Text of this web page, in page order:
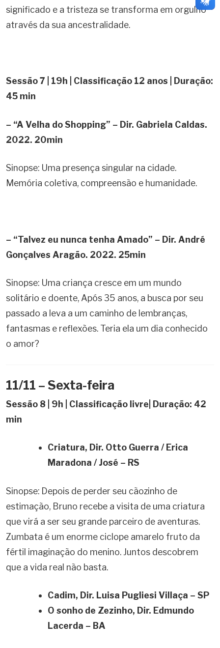
significado e a tristeza se transforma em orgulho
através da sua ancestralidade.
Sessão 7 | 19h | Classificação 12 anos | Duração:
45 min
– “A Velha do Shopping” – Dir. Gabriela Caldas.
2022. 20min
Sinopse: Uma presença singular na cidade.
Memória coletiva, compreensão e humanidade.
– “Talvez eu nunca tenha Amado” – Dir. André
Gonçalves Aragão. 2022. 25min
Sinopse: Uma criança cresce em um mundo
solitário e doente, Após 35 anos, a busca por seu
passado a leva a um caminho de lembranças,
fantasmas e reflexões. Teria ela um dia conhecido
o amor?
11/11 – Sexta-feira
Sessão 8 | 9h | Classificação livre| Duração: 42
min
Criatura, Dir. Otto Guerra / Erica
Maradona / José – RS
Sinopse: Depois de perder seu cãozinho de
estimação, Bruno recebe a visita de uma criatura
que virá a ser seu grande parceiro de aventuras.
Zumbata é um enorme ciclope amarelo fruto da
fértil imaginação do menino. Juntos descobrem
que a vida real não basta.
Cadim, Dir. Luisa Pugliesi Villaça – SP
O sonho de Zezinho, Dir. Edmundo
Lacerda – BA